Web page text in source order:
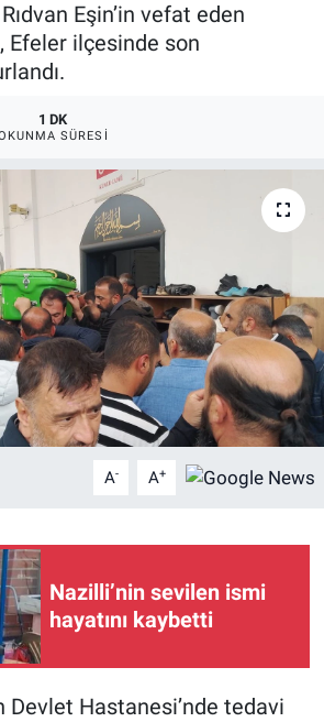
Eşin’in vefat eden
Efeler ilçesinde son
1 DK
SÜRESI
A- A+
Nazilli’nin sevilen ismi
hayatını kaybetti
Devlet Hastanesi’nde tedavi